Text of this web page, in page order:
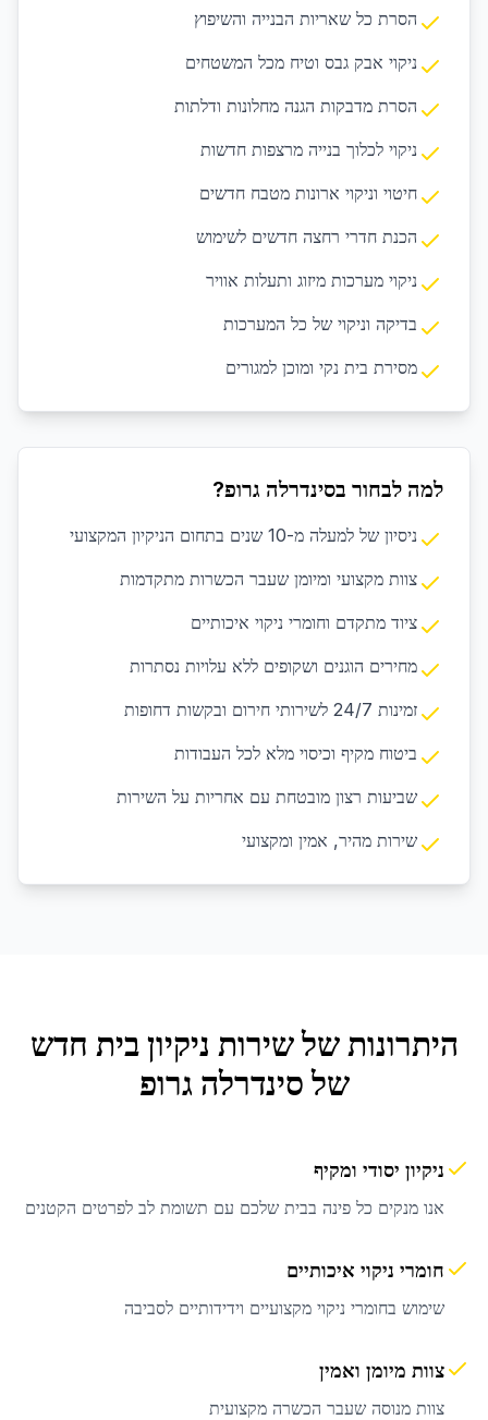
הסרת כל שאריות הבנייה והשיפוץ
ניקוי אבק גבס וטיח מכל המשטחים
הסרת מדבקות הגנה מחלונות ודלתות
ניקוי לכלוך בנייה מרצפות חדשות
חיטוי וניקוי ארונות מטבח חדשים
הכנת חדרי רחצה חדשים לשימוש
ניקוי מערכות מיזוג ותעלות אוויר
בדיקה וניקוי של כל המערכות
מסירת בית נקי ומוכן למגורים
למה לבחור בסינדרלה גרופ?
ניסיון של למעלה מ-10 שנים בתחום הניקיון המקצועי
צוות מקצועי ומיומן שעבר הכשרות מתקדמות
ציוד מתקדם וחומרי ניקוי איכותיים
מחירים הוגנים ושקופים ללא עלויות נסתרות
זמינות 24/7 לשירותי חירום ובקשות דחופות
ביטוח מקיף וכיסוי מלא לכל העבודות
שביעות רצון מובטחת עם אחריות על השירות
שירות מהיר, אמין ומקצועי
היתרונות של שירות ניקיון בית חדש
של סינדרלה גרופ
ניקיון יסודי ומקיף
אנו מנקים כל פינה בבית שלכם עם תשומת לב לפרטים הקטנים
חומרי ניקוי איכותיים
שימוש בחומרי ניקוי מקצועיים וידידותיים לסביבה
צוות מיומן ואמין
צוות מנוסה שעבר הכשרה מקצועית